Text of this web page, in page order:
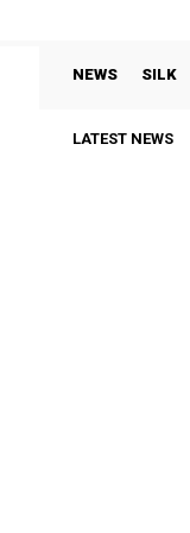
NEWS SILK
LATEST NEWS